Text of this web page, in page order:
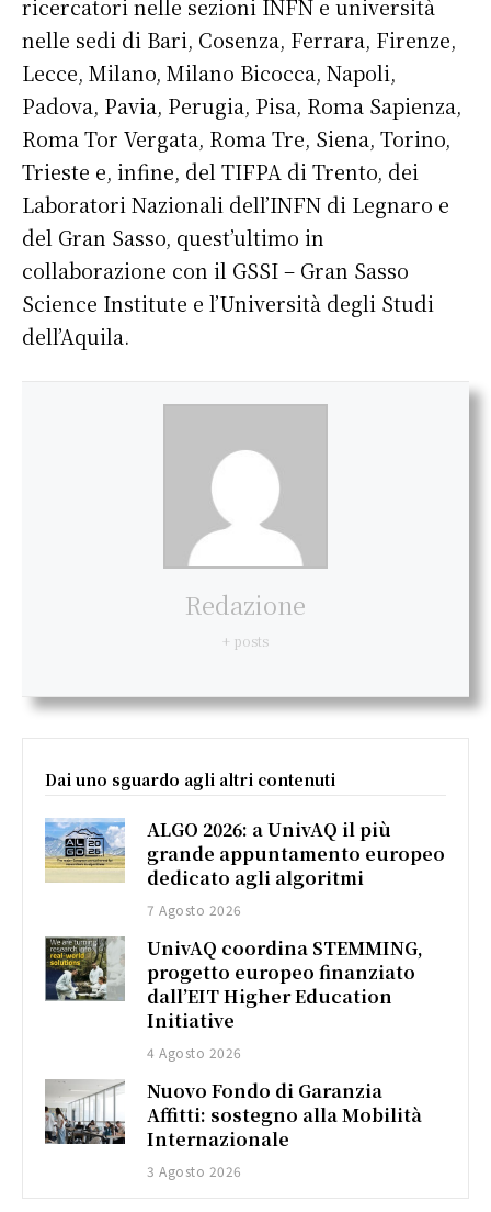
ricercatori nelle sezioni INFN e università
nelle sedi di Bari, Cosenza, Ferrara, Firenze,
Lecce, Milano, Milano Bicocca, Napoli,
Padova, Pavia, Perugia, Pisa, Roma Sapienza,
Roma Tor Vergata, Roma Tre, Siena, Torino,
Trieste e, infine, del TIFPA di Trento, dei
Laboratori Nazionali dell’INFN di Legnaro e
del Gran Sasso, quest’ultimo in
collaborazione con il GSSI – Gran Sasso
Science Institute e l’Università degli Studi
dell’Aquila.
Redazione
+ posts
Dai uno sguardo agli altri contenuti
ALGO 2026: a UnivAQ il più
grande appuntamento europeo
dedicato agli algoritmi
7 Agosto 2026
UnivAQ coordina STEMMING,
progetto europeo finanziato
dall’EIT Higher Education
Initiative
4 Agosto 2026
Nuovo Fondo di Garanzia
Affitti: sostegno alla Mobilità
Internazionale
3 Agosto 2026